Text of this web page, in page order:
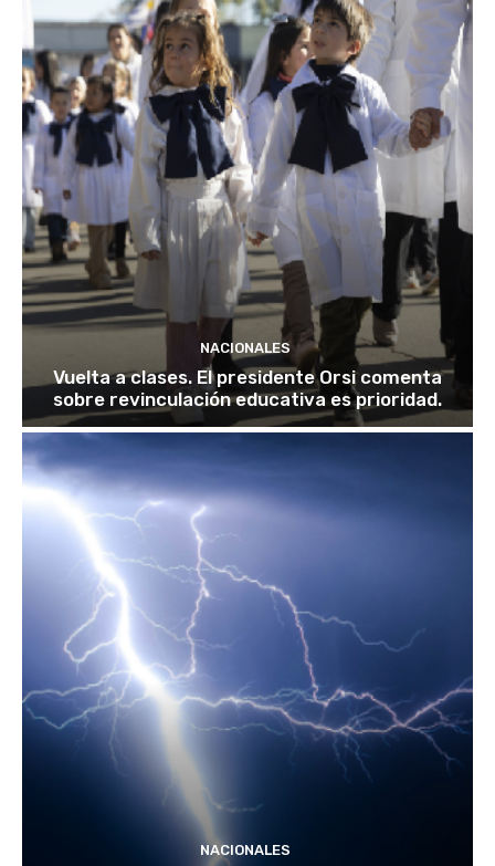
NACIONALES
Vuelta a clases. El presidente Orsi comenta
sobre revinculación educativa es prioridad.
NACIONALES